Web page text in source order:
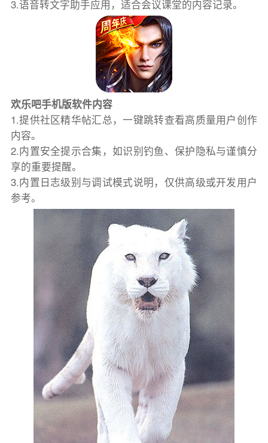
3.语音转文字助手应用，适合会议课堂的内容记录。
欢乐吧手机版软件内容
1.提供社区精华帖汇总，一键跳转查看高质量用户创作
内容。
2.内置安全提示合集，如识别钓鱼、保护隐私与谨慎分
享的重要提醒。
3.内置日志级别与调试模式说明，仅供高级或开发用户
参考。